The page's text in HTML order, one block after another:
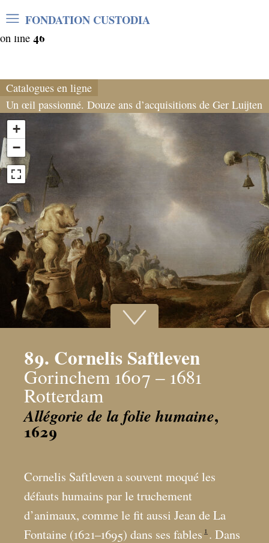
Warning: Undefined array key "var_mode" in
/home/clients/06cf3fb6db0bf3383064f508e4e3b220/
on line 46
FONDATION CUSTODIA
Catalogues en ligne
Un œil passionné. Douze ans d’acquisitions de Ger Luijten
+
−
89. Cornelis Saftleven
Gorinchem 1607 – 1681
Rotterdam
Allégorie de la folie humaine,
1629
Cornelis Saftleven a souvent moqué les
défauts humains par le truchement
d’animaux, comme le fit aussi Jean de La
Fontaine (1621–1695) dans ses fables 1 . Dans